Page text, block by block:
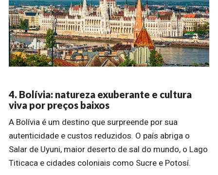
4. Bolívia: natureza exuberante e cultura
viva por preços baixos
A Bolívia é um destino que surpreende por sua
autenticidade e custos reduzidos. O país abriga o
Salar de Uyuni, maior deserto de sal do mundo, o Lago
Titicaca e cidades coloniais como Sucre e Potosí.